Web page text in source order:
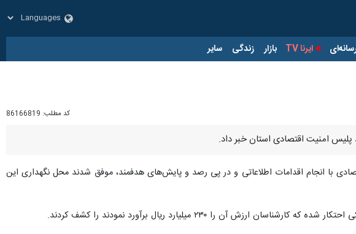
ایرنا TV بازار زندگی سایر
کد مطلب: 86166819
با انجام اقدامات اطلاعاتی و در پی رصد و پایش‌های هدفمند، موفق شدند محل نگهداری این
را ۲۳۰ میلیارد ریال برآورد نمودند را کشف کردند.